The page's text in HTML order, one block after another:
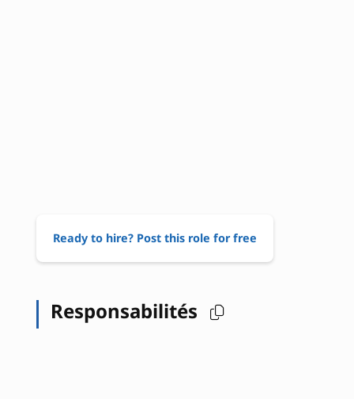
Ready to hire? Post this role for free
Responsabilités